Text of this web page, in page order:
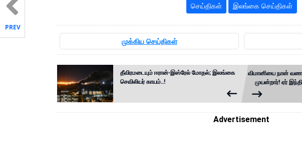
செய்திகள் இலங்கை செய்திகள்
முக்கிய செய்திகள்
தீவிரமடையும் ஈரான்-இஸ்ரேல் மோதல்; இலங்கை
செவிலியர் காயம்..!
விமானியை நான்
முயன்றார்! ஏர்
PREV
Advertisement